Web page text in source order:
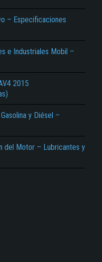
– Especificaciones
e Industriales Mobil –
2015
y Diésel –
del Motor – Lubricantes y
el contenido.
son erróneos.
el contenido.